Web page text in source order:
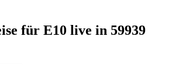
für E10 live in 59939